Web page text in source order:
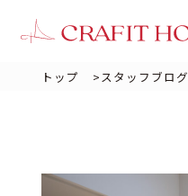
トップ > スタッフブログ